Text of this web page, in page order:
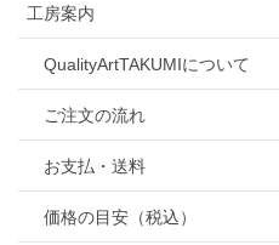
工房案内
QualityArtTAKUMIについて
ご注文の流れ
お支払・送料
価格の目安（税込）